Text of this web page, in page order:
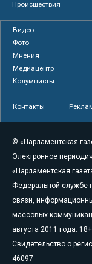
Происшествия
Видео
Фото
Мнения
Медиацентр
Колумнисты
Контакты
© «Парламентская
Электронное
«Парламентская
Федеральной службе
связи,
массовых
августа 2011 года. 18+
Свидетельство о
46097